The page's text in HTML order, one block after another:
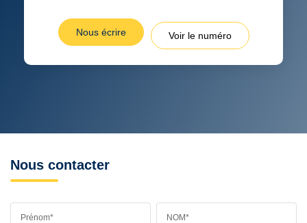
Nous écrire Voir le numéro
Nous contacter
Prénom* NOM*